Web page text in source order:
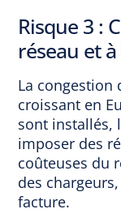
Risque 3 :
réseau et
La congestion
croissant en
sont installés,
imposer des
coûteuses du
des
facture.